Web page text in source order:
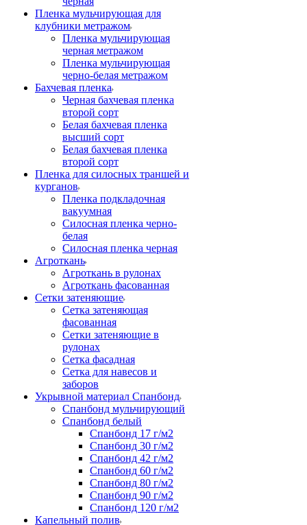
Пленка мульчирующая для
клубники метражом
Пленка мульчирующая
черная метражом
Пленка мульчирующая
черно-белая метражом
Бахчевая пленка
Черная бахчевая пленка
второй сорт
Белая бахчевая пленка
высший сорт
Белая бахчевая пленка
второй сорт
Пленка для силосных траншей и
курганов
Пленка подкладочная
вакуумная
Силосная пленка черно-
белая
Силосная пленка черная
Агроткань
Агроткань в рулонах
Агроткань фасованная
Сетки затеняющие
Сетка затеняющая
фасованная
Сетки затеняющие в
рулонах
Сетка фасадная
Сетка для навесов и
заборов
Укрывной материал Спанбонд
Спанбонд мульчирующий
Спанбонд белый
Спанбонд 17 г/м2
Спанбонд 30 г/м2
Спанбонд 42 г/м2
Спанбонд 60 г/м2
Спанбонд 80 г/м2
Спанбонд 90 г/м2
Спанбонд 120 г/м2
Капельный полив